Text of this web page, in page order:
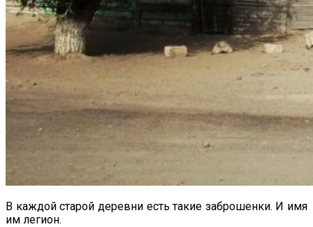
В каждой старой деревни есть такие заброшенки. И имя
им легион.